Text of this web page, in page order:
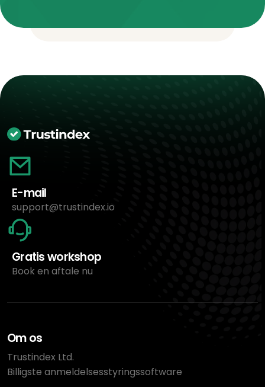
E-mail
support@trustindex.io
Gratis workshop
Book en aftale nu
Om os
Trustindex Ltd.
Billigste anmeldelsesstyringssoftware